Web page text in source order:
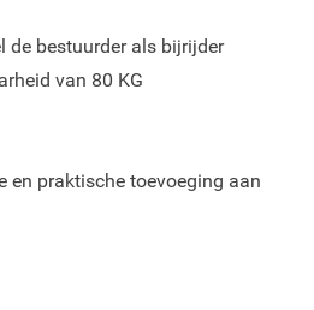
de bestuurder als bijrijder
van 80 KG
en praktische toevoeging aan